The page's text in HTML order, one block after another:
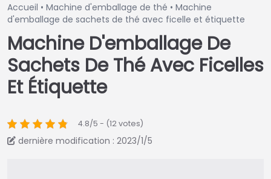
Accueil • Machine d'emballage de thé • Machine
d'emballage de sachets de thé avec ficelle et étiquette
Machine D'emballage De
Sachets De Thé Avec Ficelles
Et Étiquette
4.8/5 - (12 votes)
dernière modification : 2023/1/5